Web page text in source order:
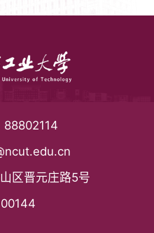
88802114
区晋元庄路5号